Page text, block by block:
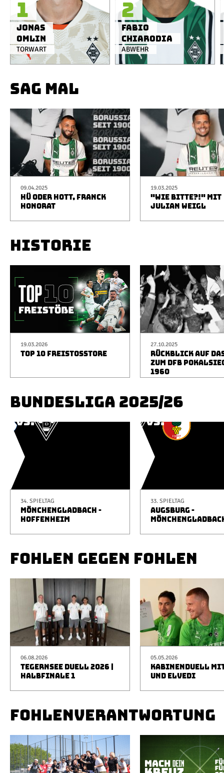
TORWART
Jonas
Omlin
1
ABWEHR
Fabio
Chiarodia
2
SAG MAL
09.04.2025
HÜ ODER HOTT, FRANCK
HONORAT
19.03.2025
"WIE BITTE?!" MIT
JULIAN WEIGL
HISTORIE
19.03.2026
TOP 10 FREISTOSSTORE
27.10.2025
RÜCKBLICK AUF
ZUM DFB
1960
BUNDESLIGA 2025/26
34. SPIELTAG
MÖNCHENGLADBACH -
HOFFENHEIM
33. SPIELTAG
AUGSBURG -
FOHLEN GEGEN FOHLEN
06.08.2026
TEGERNSEE DUELL 2026 |
HALBFINALE 1
05.05.2026
KABINENDUELL
UND ELVEDI
FOHLENVERANTWORTUNG